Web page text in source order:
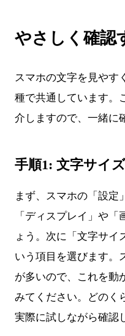
やさしく確認
スマホの文字を見やす
種で共通しています。
介しますので、一緒に
手順1: 文字サイ
まず、スマホの「設定
「ディスプレイ」や
ょう。次に「文字サイ
いう項目を選びます。
が多いので、これを動
みてください。どのく
実際に試しながら確認